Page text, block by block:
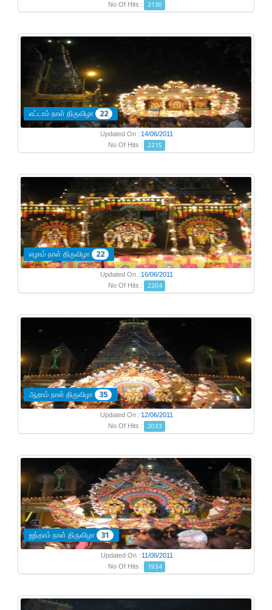
No Of Hits :
2130
எட்டாம் நாள் திருவிழா 22
Updated On : 14/06/2011
No Of Hits :
2215
எழாம் நாள் திருவிழா 22
Updated On : 16/06/2011
No Of Hits :
2204
ஆறாம் நாள் திருவிழா 35
Updated On : 12/06/2011
No Of Hits :
2033
ஜந்தாம் நாள் திருவிழா 31
Updated On : 11/06/2011
No Of Hits :
1934